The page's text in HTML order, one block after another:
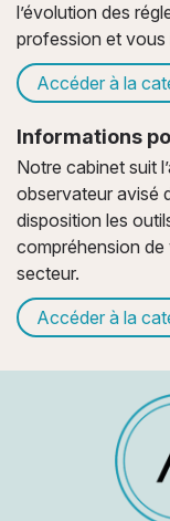
Nos sites utiles
Nos outils
Nos témoignages
Nos partenaires
Nous rejoindre
Création
Juridique
Social
Location
Impôt sur le
TPE et PME
Professions
LMNP, LMP et SCI
Associations
Actualités
Échéanciers
Simulateurs
l’évolution des
profession et vous
Accéder à la
Informations
Notre cabinet suit
observateur avisé
disposition les
compréhension
secteur.
Accéder à la